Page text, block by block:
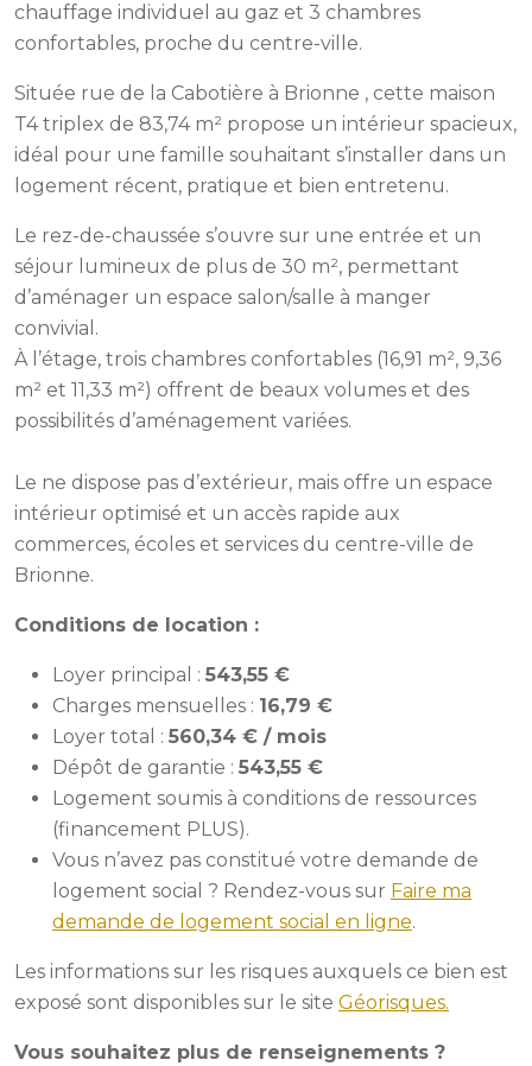
chauffage individuel au gaz et 3 chambres
confortables, proche du centre-ville.
Située rue de la Cabotière à Brionne , cette maison
T4 triplex de 83,74 m² propose un intérieur spacieux,
idéal pour une famille souhaitant s’installer dans un
logement récent, pratique et bien entretenu.
Le rez-de-chaussée s’ouvre sur une entrée et un
séjour lumineux de plus de 30 m², permettant
d’aménager un espace salon/salle à manger
convivial.
À l’étage, trois chambres confortables (16,91 m², 9,36
m² et 11,33 m²) offrent de beaux volumes et des
possibilités d’aménagement variées.
Le ne dispose pas d’extérieur, mais offre un espace
intérieur optimisé et un accès rapide aux
commerces, écoles et services du centre-ville de
Brionne.
Conditions de location :
Loyer principal : 543,55 €
Charges mensuelles : 16,79 €
Loyer total : 560,34 € / mois
Dépôt de garantie : 543,55 €
Logement soumis à conditions de ressources
(financement PLUS).
Vous n’avez pas constitué votre demande de
logement social ? Rendez-vous sur Faire ma
demande de logement social en ligne.
Les informations sur les risques auxquels ce bien est
exposé sont disponibles sur le site Géorisques.
Vous souhaitez plus de renseignements ?